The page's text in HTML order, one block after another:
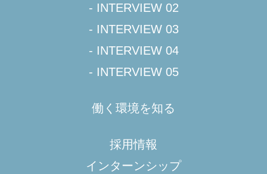
- INTERVIEW 02
- INTERVIEW 03
- INTERVIEW 04
- INTERVIEW 05
働く環境を知る
採用情報
インターンシップ